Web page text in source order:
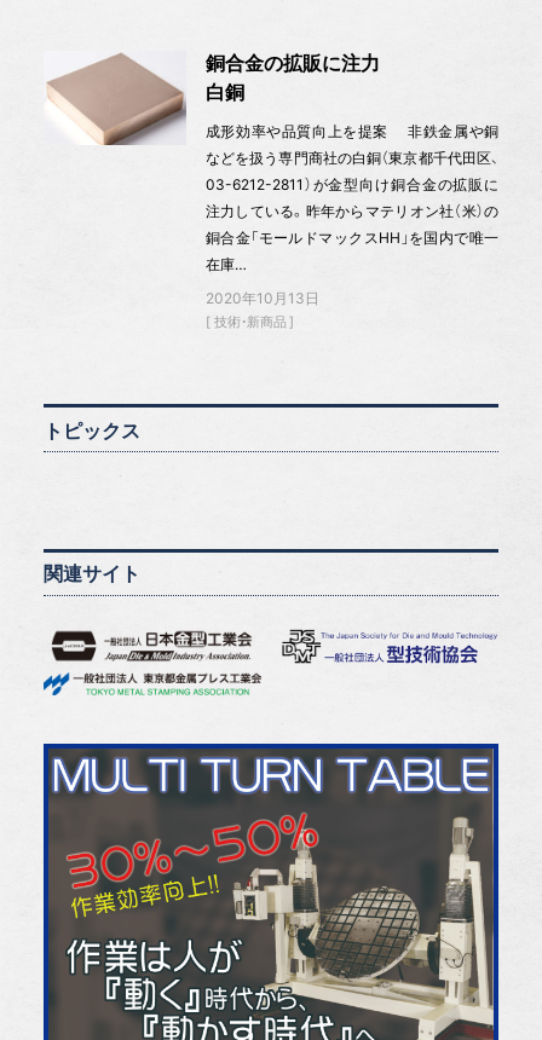
銅合金の拡販に注力
白銅
成形効率や品質向上を提案 非鉄金属や銅
などを扱う専門商社の白銅（東京都千代田区、
03-6212-2811）が金型向け銅合金の拡販に
注力している。昨年からマテリオン社（米）の
銅合金「モールドマックスHH」を国内で唯一
在庫…
2020年10月13日
技術・新商品
トピックス
関連サイト